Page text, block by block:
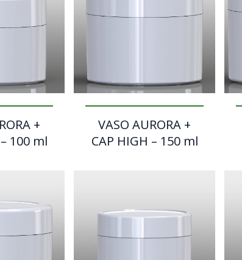
+
100 ml
VASO AURORA +
CAP HIGH – 150 ml